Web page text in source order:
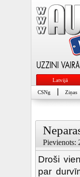
Latvijā
CSNg Ziņas
Pievienots:
Droši
par